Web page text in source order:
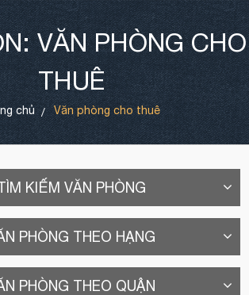
VĂN PHÒNG CHO
THUÊ
chủ Văn phòng cho thuê
KIẾM VĂN PHÒNG
PHÒNG THEO HẠNG
PHÒNG THEO QUẬN